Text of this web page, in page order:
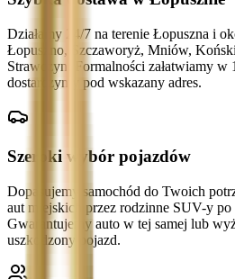
Działamy 24/7 na terenie Łopuszna i
Łopuszno, Szczaworyż, Mniów,
Strawczyn. Formalności załatwiamy
dostarczymy pod wskazany adres.
Szeroki wybór pojazdów
Dopasujemy samochód do Twoich
aut miejskich przez rodzinne SUV-y po
Gwarantujemy auto w tej samej lub
uszkodzony pojazd.